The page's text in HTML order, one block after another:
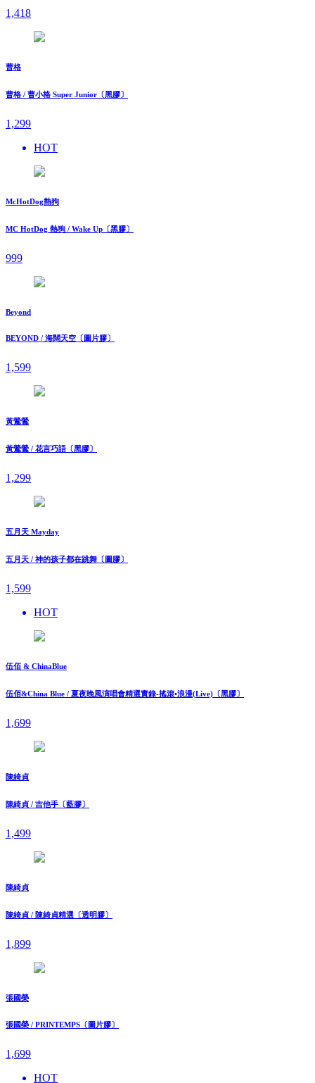
1,418
曹格
曹格 / 曹小格 Super Junior〔黑膠〕
1,299
HOT
McHotDog熱狗
MC HotDog 熱狗 / Wake Up〔黑膠〕
999
Beyond
BEYOND / 海闊天空〔圖片膠〕
1,599
黃鶯鶯
黃鶯鶯 / 花言巧語〔黑膠〕
1,299
五月天 Mayday
五月天 / 神的孩子都在跳舞〔圖膠〕
1,599
HOT
伍佰 & ChinaBlue
伍佰&China Blue / 夏夜晚風演唱會精選實錄-搖滾•浪漫(Live)〔黑膠〕
1,699
陳綺貞
陳綺貞 / 吉他手〔藍膠〕
1,499
陳綺貞
陳綺貞 / 陳綺貞精選〔透明膠〕
1,899
張國榮
張國榮 / PRINTEMPS〔圖片膠〕
1,699
HOT